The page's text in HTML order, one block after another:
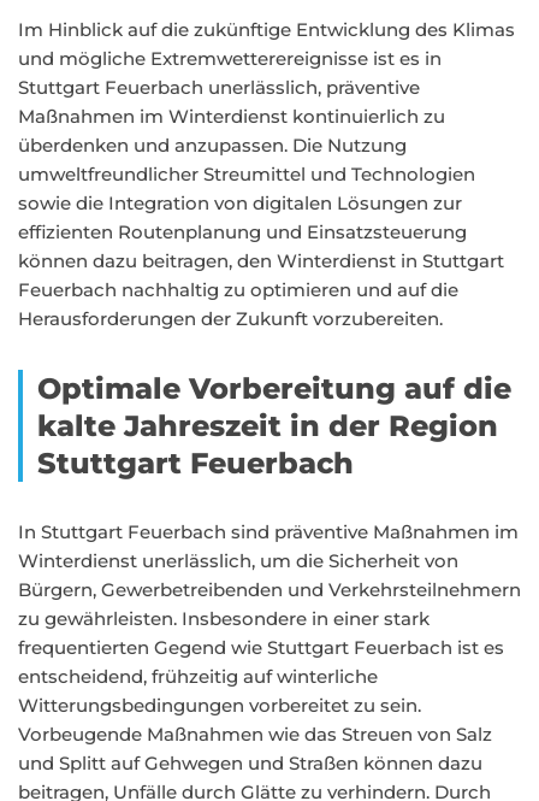
Im Hinblick auf die zukünftige Entwicklung des Klimas
und mögliche Extremwetterereignisse ist es in
Stuttgart Feuerbach unerlässlich, präventive
Maßnahmen im Winterdienst kontinuierlich zu
überdenken und anzupassen. Die Nutzung
umweltfreundlicher Streumittel und Technologien
sowie die Integration von digitalen Lösungen zur
effizienten Routenplanung und Einsatzsteuerung
können dazu beitragen, den Winterdienst in Stuttgart
Feuerbach nachhaltig zu optimieren und auf die
Herausforderungen der Zukunft vorzubereiten.
Optimale Vorbereitung auf die
kalte Jahreszeit in der Region
Stuttgart Feuerbach
In Stuttgart Feuerbach sind präventive Maßnahmen im
Winterdienst unerlässlich, um die Sicherheit von
Bürgern, Gewerbetreibenden und Verkehrsteilnehmern
zu gewährleisten. Insbesondere in einer stark
frequentierten Gegend wie Stuttgart Feuerbach ist es
entscheidend, frühzeitig auf winterliche
Witterungsbedingungen vorbereitet zu sein.
Vorbeugende Maßnahmen wie das Streuen von Salz
und Splitt auf Gehwegen und Straßen können dazu
beitragen, Unfälle durch Glätte zu verhindern. Durch